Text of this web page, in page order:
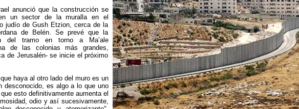
anunció que la construcción se
un sector de la muralla en el
judío de Gush Etzion, cerca de la
de Belén. Se prevé que la
del tramo en torno a Ma’ale
de las colonias más grandes,
de Jerusalén- se inicie el próximo
haya al otro lado del muro es un
desconocido, es algo a lo que uno
esto definitivamente aumenta el
odio y así sucesivamente,